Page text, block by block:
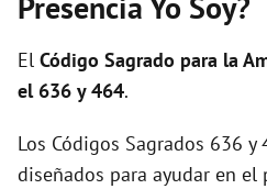
e
El Código Sagrado para la
el 636 y 464.
Los Códigos Sagrados 636 y
diseñados para ayudar en el